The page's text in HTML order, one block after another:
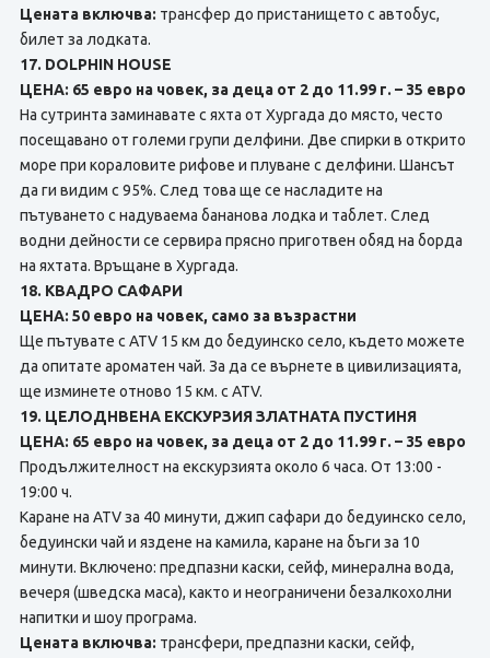
Цената включва: трансфер до пристанището с автобус,
билет за лодката.
17. DOLPHIN HOUSE
ЦЕНА: 65 евро на човек, за деца от 2 до 11.99 г. – 35 евро
На сутринта заминавате с яхта от Хургада до място, често
посещавано от големи групи делфини. Две спирки в открито
море при кораловите рифове и плуване с делфини. Шансът
да ги видим с 95%. След това ще се насладите на
пътуването с надуваема бананова лодка и таблет. След
водни дейности се сервира прясно приготвен обяд на борда
на яхтата. Връщане в Хургада.
18. КВАДРО САФАРИ
ЦЕНА: 50 евро на човек, само за възрастни
Ще пътувате с ATV 15 км до бедуинско село, където можете
да опитате ароматен чай. За да се върнете в цивилизацията,
ще изминете отново 15 км. с ATV.
19. ЦЕЛОДНВЕНА ЕКСКУРЗИЯ ЗЛАТНАТА ПУСТИНЯ
ЦЕНА: 65 евро на човек, за деца от 2 до 11.99 г. – 35 евро
Продължителност на екскурзията около 6 часа. От 13:00 -
19:00 ч.
Каране на ATV за 40 минути, джип сафари до бедуинско село,
бедуински чай и яздене на камила, каране на бъги за 10
минути. Включено: предпазни каски, сейф, минерална вода,
вечеря (шведска маса), както и неограничени безалкохолни
напитки и шоу програма.
Цената включва: трансфери, предпазни каски, сейф,